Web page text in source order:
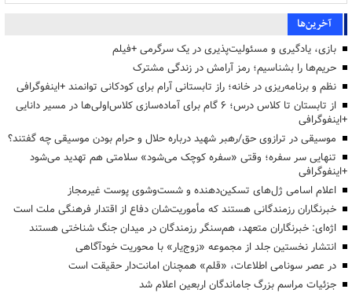
آخرین‌ها
بازی، یادگیری و مسئولیت‌پذیری در یک سرگرمی +فیلم
حریم‌ها را بشناسیم؛ رمز آرامش در زندگی مشترک
نظم و برنامه‌ریزی در خانه؛ راز تابستانی آرام برای کودکانی توانمند +اینفوگرافی
از تابستان تا کلاس درس؛ ۶ گام برای آماده‌سازی کلاس‌اولی‌ها در مسیر دانایی
+اینفوگرافی
موسیقی در ترازوی حق/رهبر شهید درباره حلال و حرام بودن موسیقی چه گفتند؟
تنهایی سر سفره؛ وقتی «سفره کوچک می‌شود» سلامتی هم تهدید می‌شود
+اینفوگرافی
اعلام اسامی ژل‌های تسکین‌دهنده و شست‌وشوی پوست غیرمجاز
خبرنگاران رزمندگانی هستند که مأموریت‌شان دفاع از اقتدار فرهنگی ملت است
اژه‌ای: خبرنگاران متعهد، هم‌سنگر رزمندگان در میدان جنگ شناختی هستند
انتشار نخستین جلد از مجموعه «زوج‌یار» با محوریت خودآگاهی
در عصر سونامی اطلاعات، «قلم» همچنان امانت‌دار حقیقت است
جزئیات مراسم بزرگ جاماندگان اربعین اعلام شد